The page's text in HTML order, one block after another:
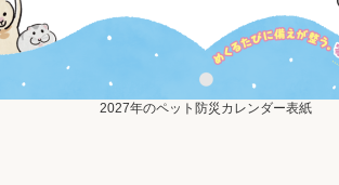
2027年のペット防災カレンダー表紙